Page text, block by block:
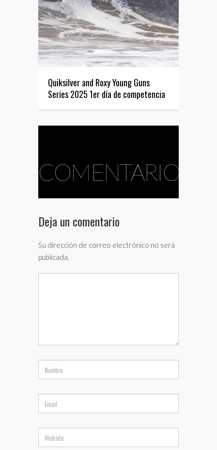
Quiksilver and Roxy Young Guns
Series 2025 1er día de competencia
COMENTARIOS
Deja un comentario
Su dirección de correo electrónico no será
publicada.